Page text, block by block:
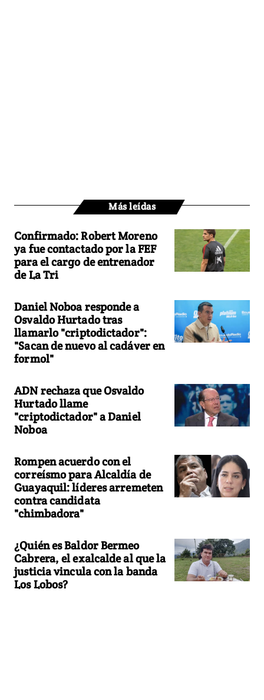
Más leídas
Confirmado: Robert Moreno
ya fue contactado por la FEF
para el cargo de entrenador
de La Tri
Daniel Noboa responde a
Osvaldo Hurtado tras
llamarlo "criptodictador":
"Sacan de nuevo al cadáver en
formol"
ADN rechaza que Osvaldo
Hurtado llame
"criptodictador" a Daniel
Noboa
Rompen acuerdo con el
correísmo para Alcaldía de
Guayaquil: líderes arremeten
contra candidata
"chimbadora"
¿Quién es Baldor Bermeo
Cabrera, el exalcalde al que la
justicia vincula con la banda
Los Lobos?